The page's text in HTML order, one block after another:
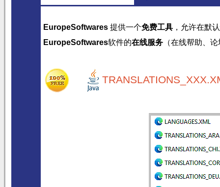
EuropeSoftwares 提供一个免费工具 ，允许在默
EuropeSoftwares软件的在线服务 （在线帮助、